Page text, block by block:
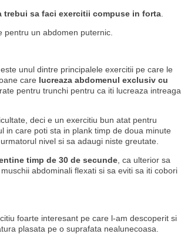
trebui sa faci exercitii compuse in forta.
pentru un abdomen puternic.
unul dintre principalele exercitii pe care le
care lucreaza abdomenul exclusiv cu
pentru trunchi pentru ca iti lucreaza intreaga
deci e un exercitiu bun atat pentru
in care poti sta in plank timp de doua minute
nivel si sa adaugi niste greutate.
timp de 30 de secunde, ca ulterior sa
abdominali flexati si sa eviti sa iti cobori
foarte interesant pe care l-am descoperit si
plasata pe o suprafata nealunecoasa.